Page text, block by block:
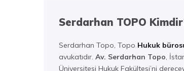
Serdarhan TOPO
Serdarhan Topo, Topo Hukuk
avukatıdır. Av. Serdarhan Topo,
Üniversitesi Hukuk Fakültesi’ni